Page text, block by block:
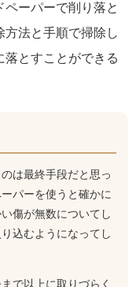
ーパーで削り落と
法と手順で掃除し
落とすことができる
は最終手段だと思っ
パーを使うと確かに
傷が無数についてし
込むようになってし
で以上に取りづらく